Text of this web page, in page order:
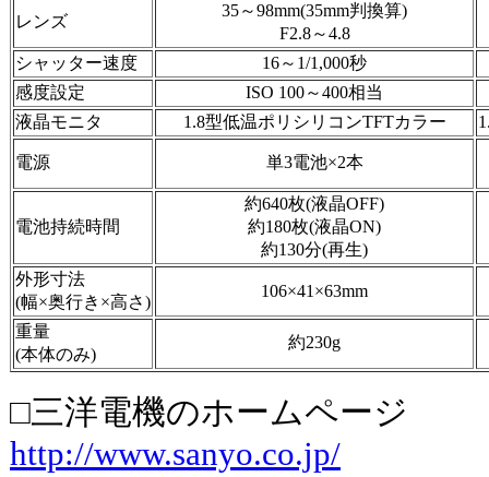
レンズ
35～98mm(35mm判換算)
F2.8～4.8
シャッター速度
16～1/1,000秒
感度設定
ISO 100～400相当
液晶モニタ
1.8型低温ポリシリコンTFTカラー
電源 単3電池×2本
電池持続時間
約640枚(液晶OFF)
約180枚(液晶ON)
約130分(再生)
外形寸法
(幅×奥行き×高さ)
106×41×63mm
重量
(本体のみ)
約230g
□三洋電機のホームページ
http://www.sanyo.co.jp/